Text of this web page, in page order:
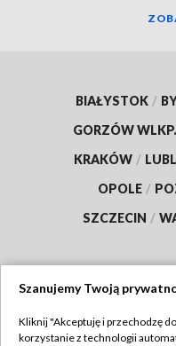
BIAŁYSTOK /
GORZÓW WLKP.
KRAKÓW /
OPOLE /
SZCZECIN /
Szanujemy Twoją
Kliknij "Akceptuję i przechodzę
korzystanie z technologii